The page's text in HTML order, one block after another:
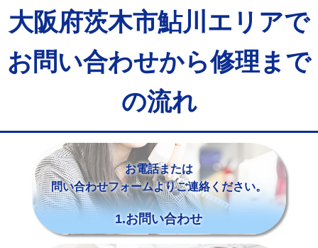
大阪府茨木市鮎川エリアで
お問い合わせから修理まで
の流れ
お電話または
問い合わせフォームよりご連絡ください。
1.お問い合わせ